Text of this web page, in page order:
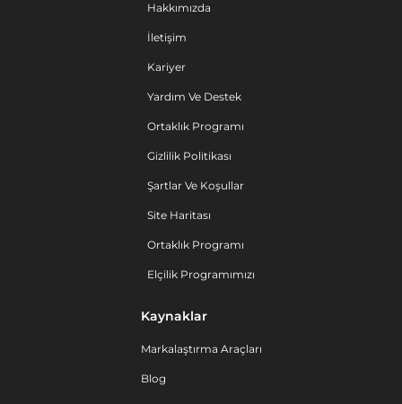
Hakkımızda
İletişim
Kariyer
Yardım Ve Destek
Ortaklık Programı
Gizlilik Politikası
Şartlar Ve Koşullar
Site Haritası
Ortaklık Programı
Elçilik Programımızı
Kaynaklar
Markalaştırma Araçları
Blog